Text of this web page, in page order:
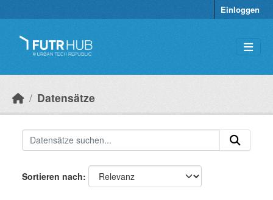
Einloggen
Datensätze
Sortieren nach